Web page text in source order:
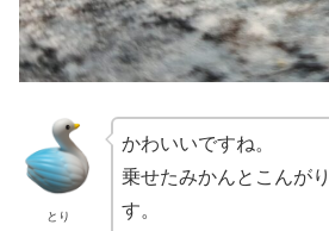
とり
かわいいですね。
乗せたみかんとこんが
す。